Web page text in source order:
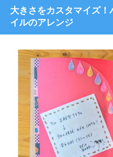
大きさをカスタマイズ
イルのアレンジ